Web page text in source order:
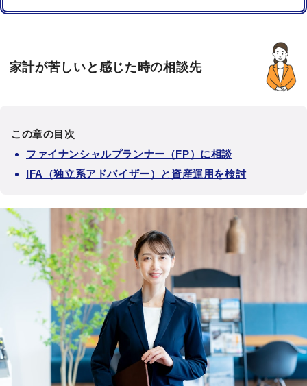
家計が苦しいと感じた時の相談先
この章の目次
ファイナンシャルプランナー（FP）に相談
IFA（独立系アドバイザー）と資産運用を検討